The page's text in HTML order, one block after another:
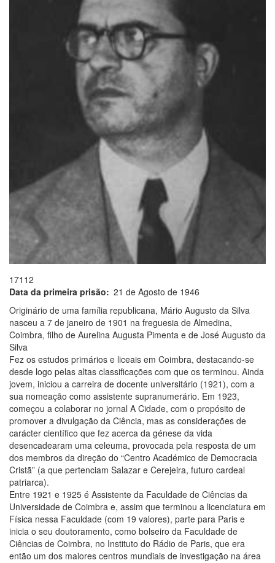
17112
Data da primeira prisão
21 de Agosto de 1946
Originário de uma família republicana, Mário Augusto da Silva
nasceu a 7 de janeiro de 1901 na freguesia de Almedina,
Coimbra, filho de Aurelina Augusta Pimenta e de José Augusto da
Silva
Fez os estudos primários e liceais em Coimbra, destacando-se
desde logo pelas altas classificações com que os terminou. Ainda
jovem, iniciou a carreira de docente universitário (1921), com a
sua nomeação como assistente supranumerário. Em 1923,
começou a colaborar no jornal A Cidade, com o propósito de
promover a divulgação da Ciência, mas as considerações de
carácter científico que fez acerca da génese da vida
desencadearam uma celeuma, provocada pela resposta de um
dos membros da direção do “Centro Académico de Democracia
Cristã” (a que pertenciam Salazar e Cerejeira, futuro cardeal
patriarca).
Entre 1921 e 1925 é Assistente da Faculdade de Ciências da
Universidade de Coimbra e, assim que terminou a licenciatura em
Física nessa Faculdade (com 19 valores), parte para Paris e
inicia o seu doutoramento, como bolseiro da Faculdade de
Ciências de Coimbra, no Instituto do Rádio de Paris, que era
então um dos maiores centros mundiais de investigação na área